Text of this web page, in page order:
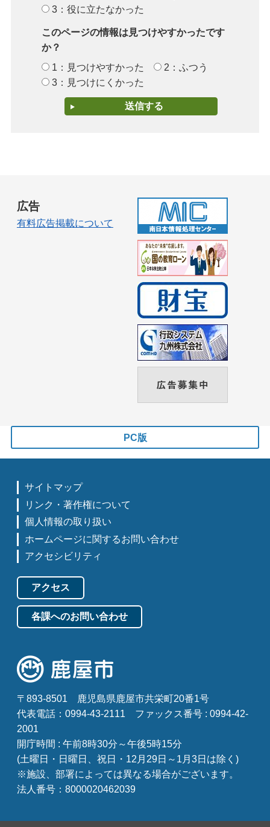
3：役に立たなかった
このページの情報は見つけやすかったです
か？
1：見つけやすかった
2：ふつう
3：見つけにくかった
広告
有料広告掲載について
PC版
サイトマップ
リンク・著作権について
個人情報の取り扱い
ホームページに関するお問い合わせ
アクセシビリティ
アクセス
各課へのお問い合わせ
〒893-8501
鹿児島県鹿屋市共栄町20番1号
代表電話：0994-43-2111
ファックス番号 : 0994-42-
2001
開庁時間 : 午前8時30分～午後5時15分
(土曜日・日曜日、祝日・12月29日～1月3日は除く)
※施設、部署によっては異なる場合がございます。
法人番号：8000020462039